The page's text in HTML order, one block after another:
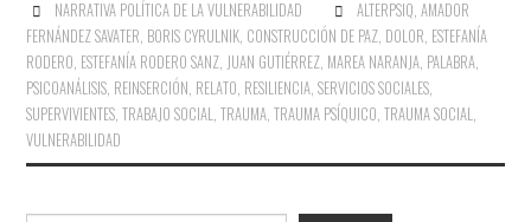
NARRATIVA POLÍTICA DE LA VULNERABILIDAD ALTERPSIQ, AMADOR
FERNÁNDEZ SAVATER, BORIS CYRULNIK, CONSTRUCCIÓN DE PAZ, DOLOR, ESTEFANÍA
RODERO, ESTEFANÍA RODERO SANZ, JUAN GUTIÉRREZ, MAREA NARANJA, PALABRA,
PSICOANÁLISIS, REINSERCIÓN, RELATO, RESILIENCIA,SERVICIOS SOCIALES,
SUPERVIVIENTES,TRABAJO SOCIAL,TRAUMA,TRAUMA PSÍQUICO,TRAUMA SOCIAL,
VULNERABILIDAD